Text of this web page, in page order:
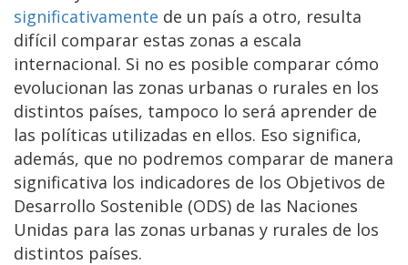
significativamente de un país a otro, resulta
difícil comparar estas zonas a escala
internacional. Si no es posible comparar cómo
evolucionan las zonas urbanas o rurales en los
distintos países, tampoco lo será aprender de
las políticas utilizadas en ellos. Eso significa,
además, que no podremos comparar de manera
significativa los indicadores de los Objetivos de
Desarrollo Sostenible (ODS) de las Naciones
Unidas para las zonas urbanas y rurales de los
distintos países.